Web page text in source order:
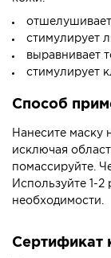
стимулирует
выравнивает
стимулирует
Способ
Нанесите маску
исключая
помассируйте.
Используйте 1-
необходимости.
Сертификат